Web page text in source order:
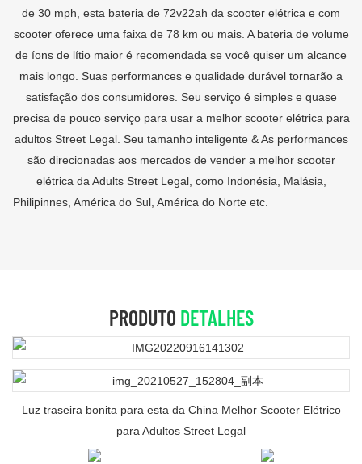
de 30 mph, esta bateria de 72v22ah da scooter elétrica e com
scooter oferece uma faixa de 78 km ou mais. A bateria de volume
de íons de lítio maior é recomendada se você quiser um alcance
mais longo. Suas performances e qualidade durável tornarão a
satisfação dos consumidores. Seu serviço é simples e quase
precisa de pouco serviço para usar a melhor scooter elétrica para
adultos Street Legal. Seu tamanho inteligente & As performances
são direcionadas aos mercados de vender a melhor scooter
elétrica da Adults Street Legal, como Indonésia, Malásia,
Philipinnes, América do Sul, América do Norte etc.
PRODUTO DETALHES
Luz traseira bonita para esta da China Melhor Scooter Elétrico
para Adultos Street Legal